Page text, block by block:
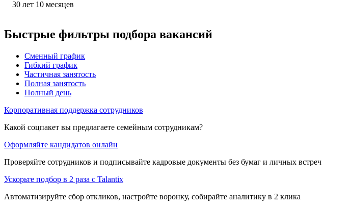
30 лет 10 месяцев
Быстрые фильтры подбора вакансий
Сменный график
Гибкий график
Частичная занятость
Полная занятость
Полный день
Корпоративная поддержка сотрудников
Какой соцпакет вы предлагаете семейным сотрудникам?
Оформляйте кандидатов онлайн
Проверяйте сотрудников и подписывайте кадровые документы без бумаг и личных встреч
Ускорьте подбор в 2 раза с Talantix
Автоматизируйте сбор откликов, настройте воронку, собирайте аналитику в 2 клика